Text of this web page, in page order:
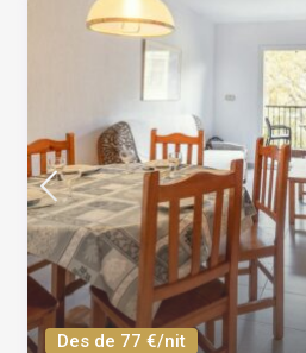
Des de 77 €/nit